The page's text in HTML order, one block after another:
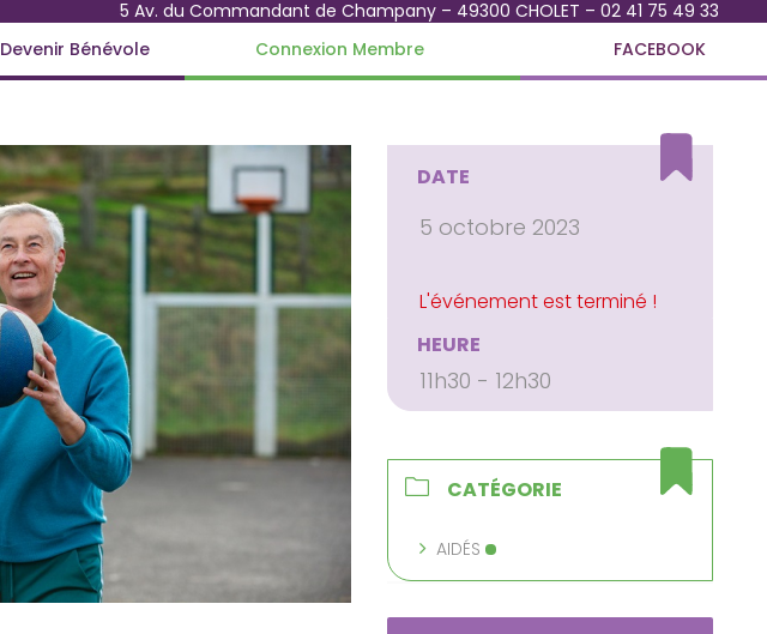
5 Av. du Commandant de Champany – 49300 CHOLET – 02 41 75 49 33
Devenir Bénévole Connexion Membre FACEBOOK
DATE
5 octobre 2023
HEURE
11h30 - 12h30
CATÉGORIE
AIDÉS